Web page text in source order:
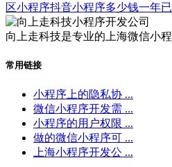
区小程序抖音小程序多少钱一年
向上走科技是专业的上海微信小
常用链接
小程序上的隐私协 ...
微信小程序开发需 ...
小程序的用户权限 ...
做的微信小程序可 ...
上海小程序开发公 ...